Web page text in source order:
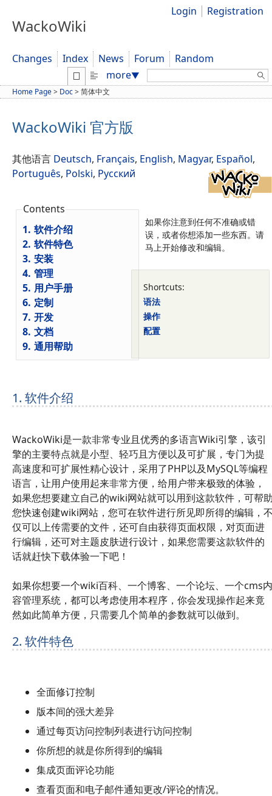
WackoWiki
Login Registration
Changes Index News Forum
Random
more▼ Search:
Home Page> Doc>简体中文
WackoWiki 官方版
其他语言 Deutsch, Français, English, Magyar, Español,
Português, Polski, Русский
Contents
1. 软件介绍
2. 软件特色
3. 安装
4. 管理
5. 用户手册
6. 定制
7. 开发
8. 文档
9. 通用帮助
如果你注意到任何不准确或错
误，或者你想添加一些东西。请
马上开始修改和编辑。
Shortcuts:
语法
操作
配置
1. 软件介绍
WackoWiki是一款非常专业且优秀的多语言Wiki引擎，该引
擎的主要特点就是小型、轻巧且方便以及可扩展，专门为提
高速度和可扩展性精心设计，采用了PHP以及MySQL等编程
语言，让用户使用起来非常方便，给用户带来极致的体验，
如果您想要建立自己的wiki网站就可以用到这款软件，可帮
您快速创建wiki网站，您可在软件进行所见即所得的编辑，
仅可以上传需要的文件，还可自由获得页面权限，对页面进
行编辑，还可对主题皮肤进行设计，如果您需要这款软件的
话就赶快下载体验一下吧！
如果你想要一个wiki百科、一个博客、一个论坛、一个cms内
容管理系统，都可以考虑使用本程序，你会发现操作起来竟
然如此简单方便，只需要几个简单的参数就可以做到。
2. 软件特色
全面修订控制
版本间的强大差异
通过每页访问控制列表进行访问控制
你所想的就是你所得到的编辑
集成页面评论功能
查看页面和电子邮件通知更改/评论的情况。